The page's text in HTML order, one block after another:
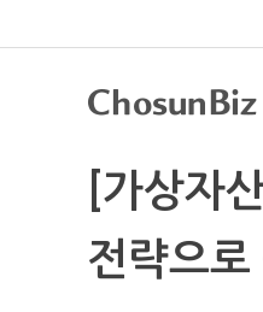
[가상자
전략으로